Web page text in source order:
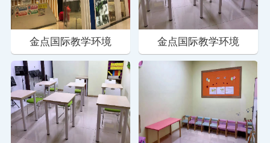
金点国际教学环境 金点国际教学环境